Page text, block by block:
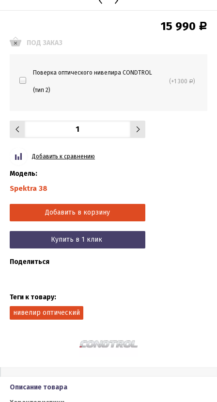
15 990 Р
ПОД ЗАКАЗ
Поверка оптического нивелира CONDTROL
(тип 2)
(+1 300 Р)
Добавить к сравнению
Модель:
Spektra 38
Добавить в корзину
Купить в 1 клик
Поделиться
Теги к товару:
нивелир оптический
Описание товара